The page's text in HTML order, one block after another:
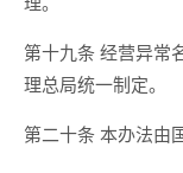
第十九条 经营异常
理总局统一制定。
第二十条 本办法由